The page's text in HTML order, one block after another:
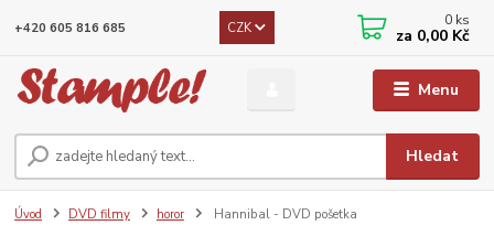
Menu
CZK
Hledat
+420 605 816 685 0 ks
za 0,00 Kč
Úvod DVD filmy horor Hannibal - DVD pošetka